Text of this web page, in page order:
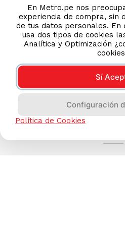
En Metro.pe nos
experiencia de compra, sin
de tus datos personales. En
usa dos tipos de cookies
Analítica y Optimización
Sí
Configuración
Política de Cookies